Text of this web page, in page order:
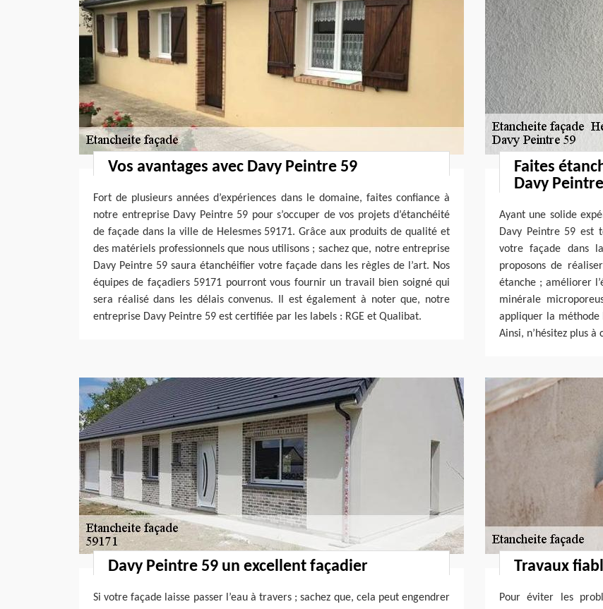
Vos avantages avec Davy Peintre 59
Fort de plusieurs années d’expériences dans le domaine, faites confiance à
notre entreprise Davy Peintre 59 pour s’occuper de vos projets d’étanchéité
de façade dans la ville de Helesmes 59171. Grâce aux produits de qualité et
des matériels professionnels que nous utilisons ; sachez que, notre entreprise
Davy Peintre 59 saura étanchéifier votre façade dans les règles de l’art. Nos
équipes de façadiers 59171 pourront vous fournir un travail bien soigné qui
sera réalisé dans les délais convenus. Il est également à noter que, notre
entreprise Davy Peintre 59 est certifiée par les labels : RGE et Qualibat.
Faites
Davy
Ayant une solide
Davy Peintre 59 est
votre façade dans
proposons de
étanche ; améliorer
minérale
appliquer la méthode
Ainsi, n’hésitez plus
Davy Peintre 59 un excellent façadier
Si votre façade laisse passer l’eau à travers ; sachez que, cela peut engendrer
Travaux
Pour éviter les